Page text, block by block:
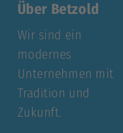
Über Betzold
Wir sind ein
modernes
Unternehmen mit
Tradition und
Zukunft.